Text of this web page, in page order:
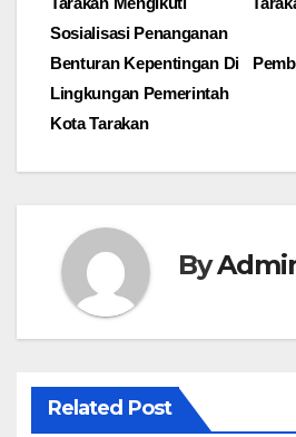
pos
Sosialisasi Penanganan
Benturan Kepentingan Di
Lingkungan Pemerintah
Kota Tarakan
By
Related Post